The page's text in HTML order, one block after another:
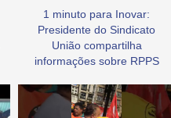
1 minuto para Inovar:
Presidente do Sindicato
União compartilha
informações sobre RPPS